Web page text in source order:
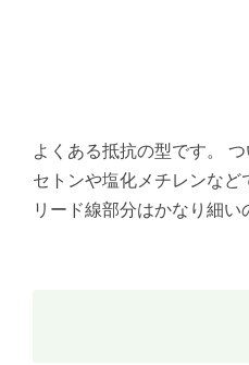
よくある抵抗の型です。
セトンや塩化メチレンな
リード線部分はかなり細